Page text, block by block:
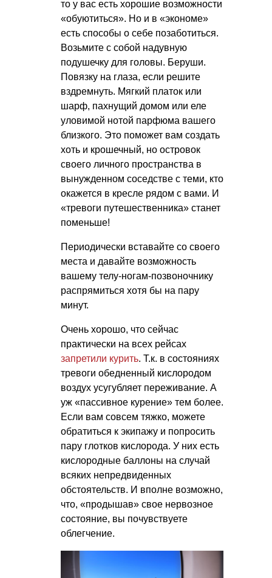
то у вас есть хорошие возможности
«обуютиться». Но и в «экономе»
есть способы о себе позаботиться.
Возьмите с собой надувную
подушечку для головы. Беруши.
Повязку на глаза, если решите
вздремнуть. Мягкий платок или
шарф, пахнущий домом или еле
уловимой нотой парфюма вашего
близкого. Это поможет вам создать
хоть и крошечный, но островок
своего личного пространства в
вынужденном соседстве с теми, кто
окажется в кресле рядом с вами. И
«тревоги путешественника» станет
поменьше!
Периодически вставайте со своего
места и давайте возможность
вашему телу-ногам-позвоночнику
распрямиться хотя бы на пару
минут.
Очень хорошо, что сейчас
практически на всех рейсах
запретили курить. Т.к. в состояниях
тревоги обедненный кислородом
воздух усугубляет переживание. А
уж «пассивное курение» тем более.
Если вам совсем тяжко, можете
обратиться к экипажу и попросить
пару глотков кислорода. У них есть
кислородные баллоны на случай
всяких непредвиденных
обстоятельств. И вполне возможно,
что, «продышав» свое нервозное
состояние, вы почувствуете
облегчение.